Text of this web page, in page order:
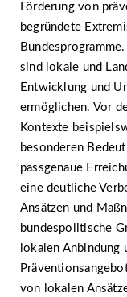
Förderung von
begründete
sind lokale und
Entwicklung und
ermöglichen. Vor
Kontexte
besonderen
passgenaue
eine deutliche
Ansätzen und
bundespolitische
lokalen Anbindung
von lokalen